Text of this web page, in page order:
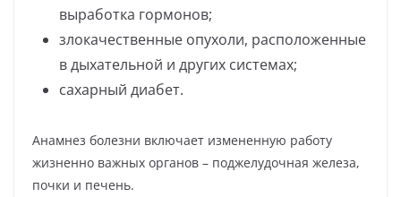
выработка гормонов;
злокачественные опухоли, расположенные
в дыхательной и других системах;
сахарный диабет.
Анамнез болезни включает измененную работу
жизненно важных органов – поджелудочная железа,
почки и печень.